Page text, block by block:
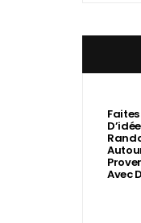
Faites
Avec